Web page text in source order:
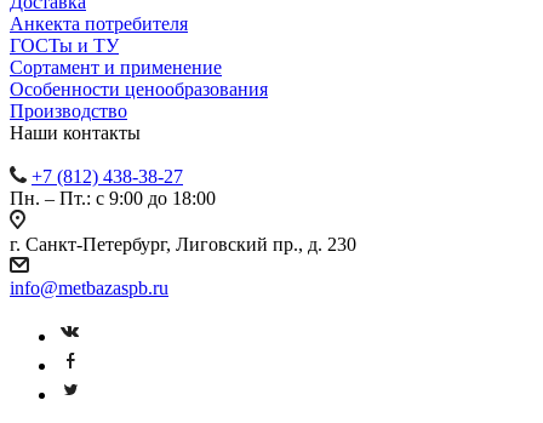
Анкекта потребителя
ГОСТы и ТУ
Сортамент и применение
Особенности ценообразования
Производство
Наши контакты
+7 (812) 438-38-27
Пн. – Пт.: с 9:00 до 18:00
г. Санкт-Петербург, Лиговский пр., д. 230
info@metbazaspb.ru